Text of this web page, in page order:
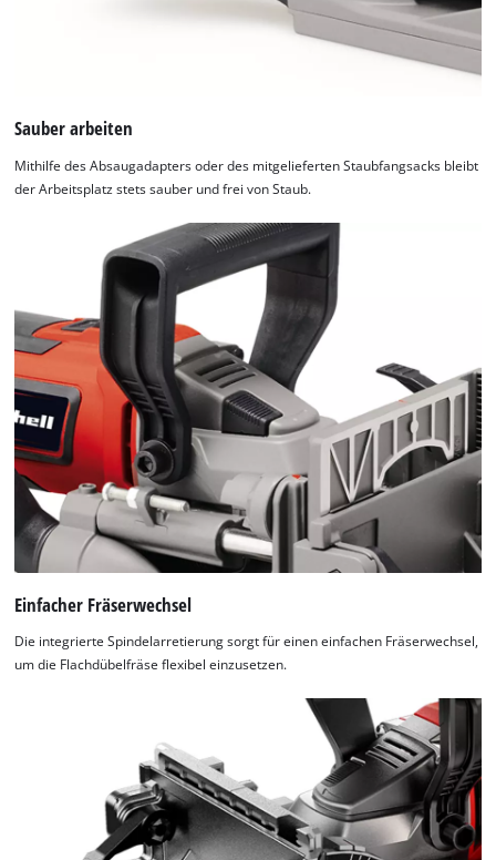
Sauber arbeiten
Mithilfe des Absaugadapters oder des mitgelieferten Staubfangsacks bleibt
der Arbeitsplatz stets sauber und frei von Staub.
Einfacher Fräserwechsel
Die integrierte Spindelarretierung sorgt für einen einfachen Fräserwechsel,
um die Flachdübelfräse flexibel einzusetzen.